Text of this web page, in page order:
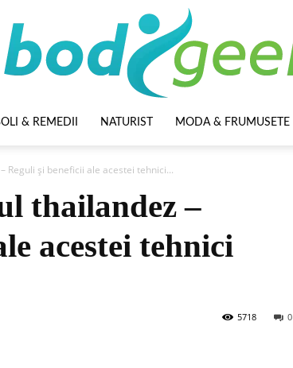
& REMEDII NATURIST MODA & FRUMUSETE
Reguli și beneficii ale acestei tehnici...
thailandez –
acestei tehnici
0
5718